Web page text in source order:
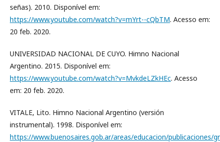
señas). 2010. Disponível em:
https://www.youtube.com/watch?v=mYrt--cQbTM. Acesso em:
20 feb. 2020.
UNIVERSIDAD NACIONAL DE CUYO. Himno Nacional
Argentino. 2015. Disponível em:
https://www.youtube.com/watch?v=MvkdeLZkHEc. Acesso
em: 20 feb. 2020.
VITALE, Lito. Himno Nacional Argentino (versión
instrumental). 1998. Disponível em:
https://www.buenosaires.gob.ar/areas/educacion/publicaciones/